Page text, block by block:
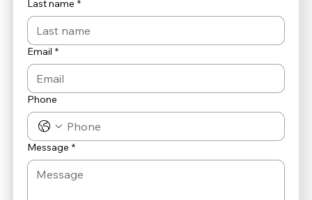
Last name *
Email *
Phone
Message *